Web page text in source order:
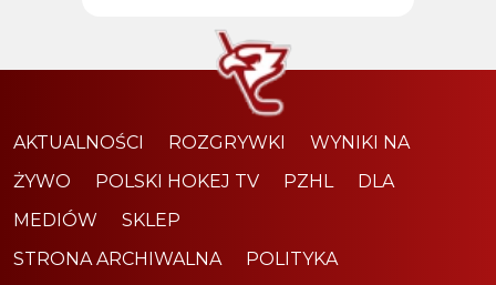
AKTUALNOŚCI ROZGRYWKI
WYNIKI NA
ŻYWO
POLSKI HOKEJ TV PZHL
DLA
MEDIÓW
SKLEP
STRONA ARCHIWALNA
POLITYKA